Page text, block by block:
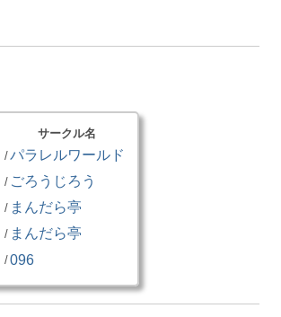
サークル名
/パラレルワールド
/ ごろうじろう
/ まんだら亭
/ まんだら亭
/096